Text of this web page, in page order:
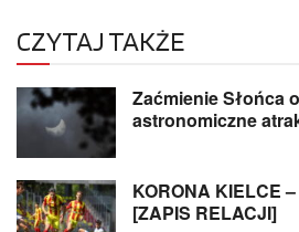
CZYTAJ TAKŻE
Zaćmienie Słońca
astronomiczne
KORONA KIELCE
[ZAPIS RELACJI]